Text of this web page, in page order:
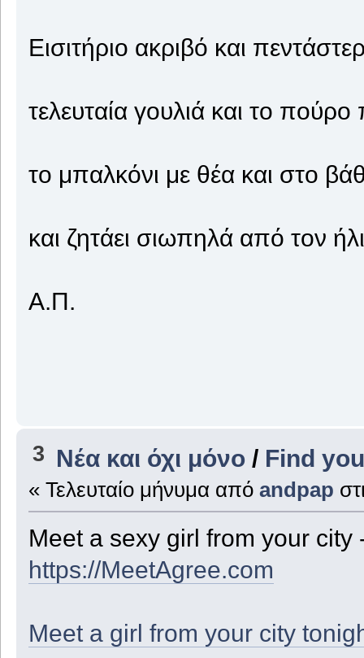
Εισιτήριο ακριβό και
τελευταία γουλιά και το
το μπαλκόνι με θέα και στο
και ζητάει σιωπηλά από τον
Α.Π.
3 Νέα και όχι μόνο / Find
« Τελευταίο μήνυμα από andpap
Meet a sexy girl from your city
https://MeetAgree.com
Meet a girl from your city